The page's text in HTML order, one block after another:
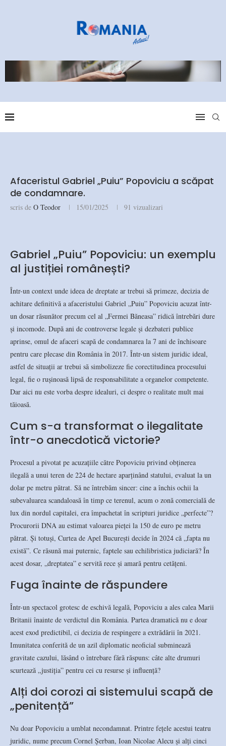
Afaceristul Gabriel „Puiu” Popoviciu a scăpat
de condamnare.
scris de O Teodor 15/01/2025 91 vizualizari
Gabriel „Puiu” Popoviciu: un exemplu
al justiției românești?
Într-un context unde ideea de dreptate ar trebui să primeze, decizia de
achitare definitivă a afaceristului Gabriel „Puiu” Popoviciu acuzat într-
un dosar răsunător precum cel al „Fermei Băneasa” ridică întrebări dure
și incomode. După ani de controverse legale și dezbateri publice
aprinse, omul de afaceri scapă de condamnarea la 7 ani de închisoare
pentru care plecase din România în 2017. Într-un sistem juridic ideal,
astfel de situații ar trebui să simbolizeze fie corectitudinea procesului
legal, fie o rușinoasă lipsă de responsabilitate a organelor competente.
Dar aici nu este vorba despre idealuri, ci despre o realitate mult mai
tăioasă.
Cum s-a transformat o ilegalitate
într-o anecdotică victorie?
Procesul a pivotat pe acuzațiile către Popoviciu privind obținerea
ilegală a unui teren de 224 de hectare aparținând statului, evaluat la un
dolar pe metru pătrat. Să ne întrebăm sincer: cine a închis ochii la
subevaluarea scandaloasă în timp ce terenul, acum o zonă comercială de
lux din nordul capitalei, era împachetat în scripturi juridice „perfecte”?
Procurorii DNA au estimat valoarea pieței la 150 de euro pe metru
pătrat. Și totuși, Curtea de Apel București decide în 2024 că „fapta nu
există”. Ce răsună mai puternic, faptele sau echilibristica judiciară? În
acest dosar, „dreptatea” e servită rece și amară pentru cetățeni.
Fuga înainte de răspundere
Într-un spectacol grotesc de eschivă legală, Popoviciu a ales calea Marii
Britanii înainte de verdictul din România. Partea dramatică nu e doar
acest exod predictibil, ci decizia de respingere a extrădării în 2021.
Imunitatea conferită de un azil diplomatic neoficial subminează
gravitate cazului, lăsând o întrebare fără răspuns: câte alte drumuri
scurtează „justiția” pentru cei cu resurse și influență?
Alți doi corozi ai sistemului scapă de
„penitență”
Nu doar Popoviciu a umblat necondamnat. Printre fețele acestui teatru
juridic, nume precum Cornel Șerban, Ioan Nicolae Alecu și alți cinci